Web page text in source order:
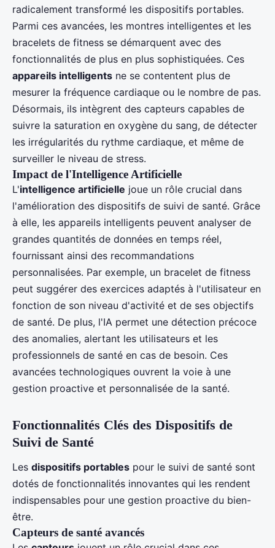
radicalement transformé les dispositifs portables.
Parmi ces avancées, les montres intelligentes et les
bracelets de fitness se démarquent avec des
fonctionnalités de plus en plus sophistiquées. Ces
appareils intelligents ne se contentent plus de
mesurer la fréquence cardiaque ou le nombre de pas.
Désormais, ils intègrent des capteurs capables de
suivre la saturation en oxygène du sang, de détecter
les irrégularités du rythme cardiaque, et même de
surveiller le niveau de stress.
Impact de l'Intelligence Artificielle
L'intelligence artificielle joue un rôle crucial dans
l'amélioration des dispositifs de suivi de santé. Grâce
à elle, les appareils intelligents peuvent analyser de
grandes quantités de données en temps réel,
fournissant ainsi des recommandations
personnalisées. Par exemple, un bracelet de fitness
peut suggérer des exercices adaptés à l'utilisateur en
fonction de son niveau d'activité et de ses objectifs
de santé. De plus, l'IA permet une détection précoce
des anomalies, alertant les utilisateurs et les
professionnels de santé en cas de besoin. Ces
avancées technologiques ouvrent la voie à une
gestion proactive et personnalisée de la santé.
Fonctionnalités Clés des Dispositifs de
Suivi de Santé
Les dispositifs portables pour le suivi de santé sont
dotés de fonctionnalités innovantes qui les rendent
indispensables pour une gestion proactive du bien-
être.
Capteurs de santé avancés